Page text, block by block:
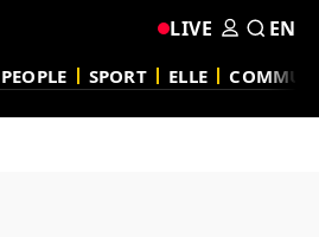
PEOPLE SPORT ELLE
LIVE EN